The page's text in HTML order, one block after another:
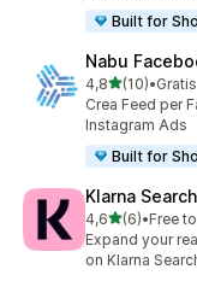
Built for
Nabu
4,8stelle su 5
(10)
10 recensioni
•Gratis
Crea Feed per
Instagram Ads
Built for
Klarna
4,6stelle su 5
(6)
6 recensioni
•Free
Expand your
on Klarna